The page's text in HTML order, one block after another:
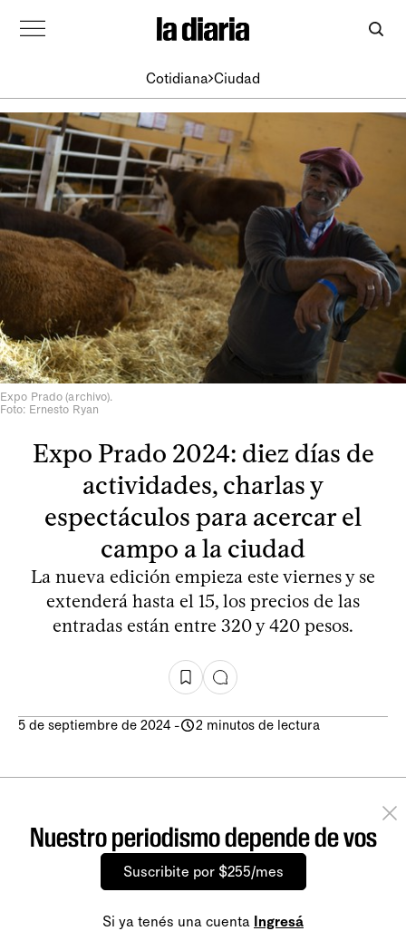
Cotidiana Ciudad
Expo Prado (archivo).
Foto: Ernesto Ryan
Expo Prado 2024: diez días de
actividades, charlas y
espectáculos para acercar el
campo a la ciudad
La nueva edición empieza este viernes y se
extenderá hasta el 15, los precios de las
entradas están entre 320 y 420 pesos.
5 de septiembre de 2024 - 2 minutos de lectura
Nuestro periodismo depende de vos
Suscribite por $255/mes
Si ya tenés una cuenta Ingresá